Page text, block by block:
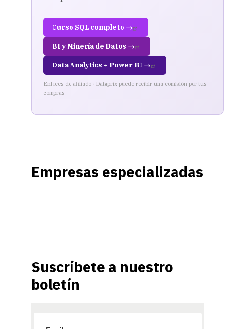
Curso SQL completo →
BI y Minería de Datos →
Data Analytics + Power BI →
Enlaces de afiliado · Dataprix puede recibir una comisión por tus
compras
Empresas especializadas
Suscríbete a nuestro
boletín